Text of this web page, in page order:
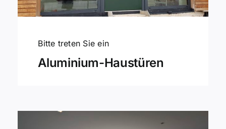
Bitte treten Sie ein
Aluminium-Haustüren